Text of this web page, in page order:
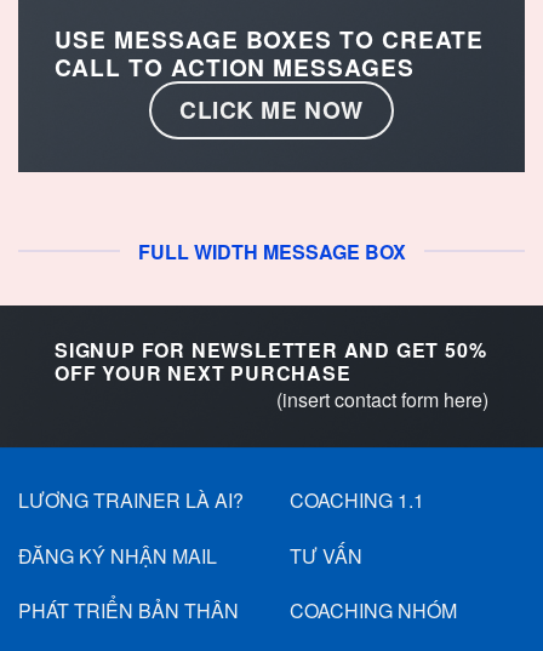
USE MESSAGE BOXES TO CREATE
CALL TO ACTION MESSAGES
CLICK ME NOW
FULL WIDTH MESSAGE BOX
SIGNUP FOR NEWSLETTER AND GET 50%
OFF YOUR NEXT PURCHASE
(insert contact form here)
LƯƠNG TRAINER LÀ AI?
ĐĂNG KÝ NHẬN MAIL
PHÁT TRIỂN BẢN THÂN
COACHING 1.1
TƯ VẤN
COACHING NHÓM